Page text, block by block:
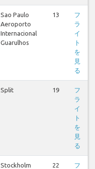
Sao Paulo
Aeroporto
Internacional
Guarulhos
13
フ
ラ
イ
ト
を
見
る
Split 19
フ
ラ
イ
ト
を
見
る
Stockholm 22
フ